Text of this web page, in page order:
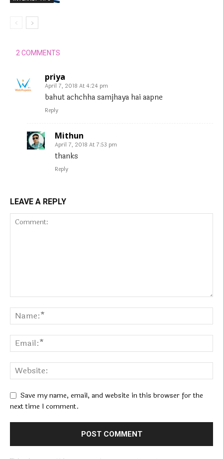
2 COMMENTS
priya
April 7, 2018 At 4:24 pm
bahut achchha samjhaya hai aapne
Reply
Mithun
April 7, 2018 At 7:53 pm
thanks
Reply
LEAVE A REPLY
Save my name, email, and website in this browser for the
next time I comment.